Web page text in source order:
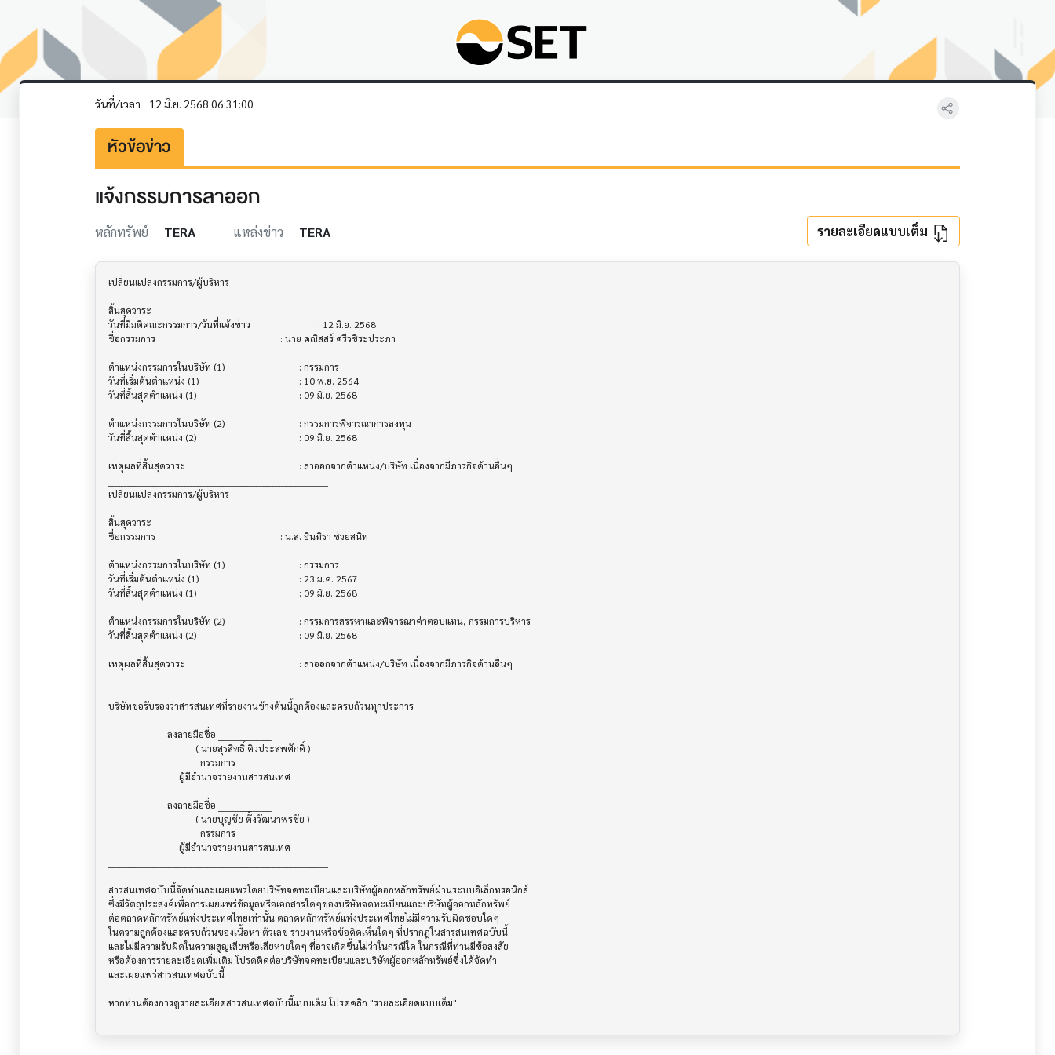
วันที่/เวลา 12 มิ.ย. 2568 06:31:00
หัวข้อข่าว
แจ้งกรรมการลาออก
หลักทรัพย์ TERA แหล่งข่าว TERA รายละเอียดแบบเต็ม
เปลี่ยนแปลงกรรมการ/ผู้บริหาร
สิ้นสุดวาระ
วันที่มีมติคณะกรรมการ/วันที่แจ้งข่าว          			 : 12 มิ.ย. 2568
ชื่อกรรมการ                             			 : นาย คณิสสร์ ศรีวชิระประภา
ตำแหน่งกรรมการในบริษัท (1)              			 : กรรมการ
วันที่เริ่มต้นตำแหน่ง (1)                   			 : 10 พ.ย. 2564
วันที่สิ้นสุดตำแหน่ง (1)                    			 : 09 มิ.ย. 2568
ตำแหน่งกรรมการในบริษัท (2)              			 : กรรมการพิจารณาการลงทุน
วันที่สิ้นสุดตำแหน่ง (2)                    			 : 09 มิ.ย. 2568
เหตุผลที่สิ้นสุดวาระ                        			 : ลาออกจากตำแหน่ง/บริษัท เนื่องจากมีภารกิจด้านอื่นๆ
เปลี่ยนแปลงกรรมการ/ผู้บริหาร
สิ้นสุดวาระ
ชื่อกรรมการ                             			 : น.ส. อินทิรา ช่วยสนิท
ตำแหน่งกรรมการในบริษัท (1)              			 : กรรมการ
วันที่เริ่มต้นตำแหน่ง (1)                   			 : 23 ม.ค. 2567
วันที่สิ้นสุดตำแหน่ง (1)                    			 : 09 มิ.ย. 2568
ตำแหน่งกรรมการในบริษัท (2)              			 : กรรมการสรรหาและพิจารณาค่าตอบแทน, กรรมการบริหาร
วันที่สิ้นสุดตำแหน่ง (2)                    			 : 09 มิ.ย. 2568
เหตุผลที่สิ้นสุดวาระ                        			 : ลาออกจากตำแหน่ง/บริษัท เนื่องจากมีภารกิจด้านอื่นๆ
บริษัทขอรับรองว่าสารสนเทศที่รายงานข้างต้นนี้ถูกต้องและครบถ้วนทุกประการ
สารสนเทศฉบับนี้จัดทำและเผยแพร่โดยบริษัทจดทะเบียนและบริษัทผู้ออกหลักทรัพย์ผ่านระบบอิเล็กทรอนิกส์
ซึ่งมีวัตถุประสงค์เพื่อการเผยแพร่ข้อมูลหรือเอกสารใดๆของบริษัทจดทะเบียนและบริษัทผู้ออกหลักทรัพย์
ต่อตลาดหลักทรัพย์แห่งประเทศไทยเท่านั้น ตลาดหลักทรัพย์แห่งประเทศไทยไม่มีความรับผิดชอบใดๆ
ในความถูกต้องและครบถ้วนของเนื้อหา ตัวเลข รายงานหรือข้อคิดเห็นใดๆ ที่ปรากฎในสารสนเทศฉบับนี้
และไม่มีความรับผิดในความสูญเสียหรือเสียหายใดๆ ที่อาจเกิดขึ้นไม่ว่าในกรณีใด ในกรณีที่ท่านมีข้อสงสัย
หรือต้องการรายละเอียดเพิ่มเติม โปรดติดต่อบริษัทจดทะเบียนและบริษัทผู้ออกหลักทรัพย์ซึ่งได้จัดทำ
และเผยแพร่สารสนเทศฉบับนี้